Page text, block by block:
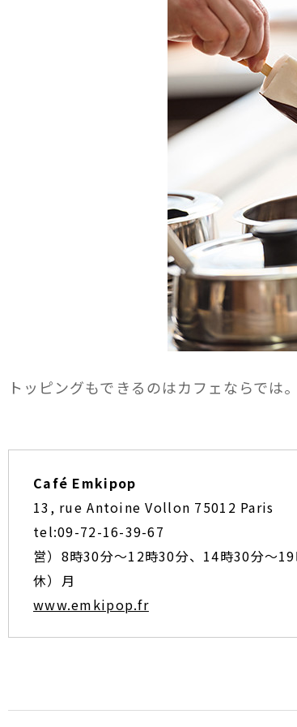
トッピングもできるのはカフェならでは。
Café Emkipop
13, rue Antoine Vollon 75012 Paris
tel:09-72-16-39-67
営）8時30分〜12時30分、14時30分〜19
休）月
www.emkipop.fr